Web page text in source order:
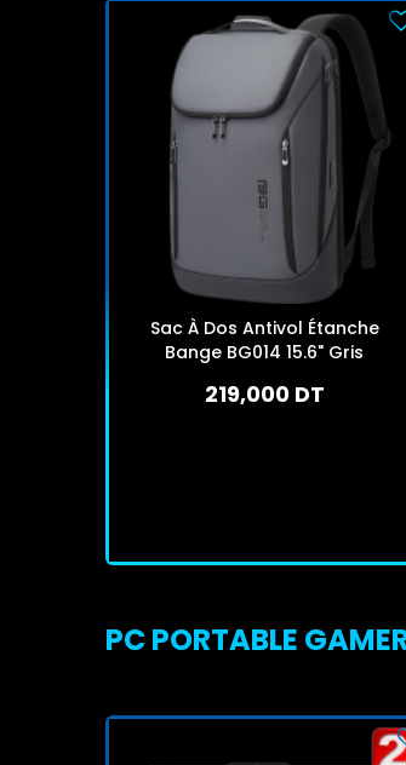
Sac À Dos Antivol Étanche
Bange BG014 15.6" Gris
219,000 DT
PC PORTABLE